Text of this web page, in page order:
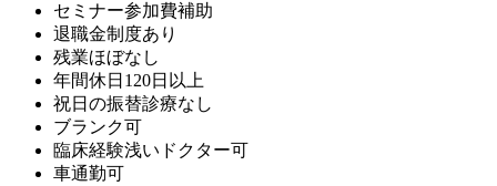
セミナー参加費補助
退職金制度あり
残業ほぼなし
年間休日120日以上
祝日の振替診療なし
ブランク可
臨床経験浅いドクター可
車通勤可